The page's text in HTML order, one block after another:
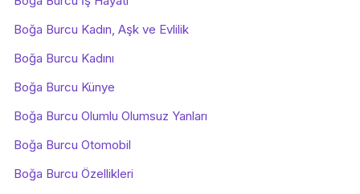
Boğa Burcu Kadın, Aşk ve Evlilik
Boğa Burcu Kadını
Boğa Burcu Künye
Boğa Burcu Olumlu Olumsuz Yanları
Boğa Burcu Otomobil
Boğa Burcu Özellikleri